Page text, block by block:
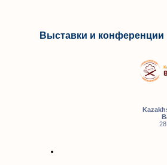
Выставки и конференции